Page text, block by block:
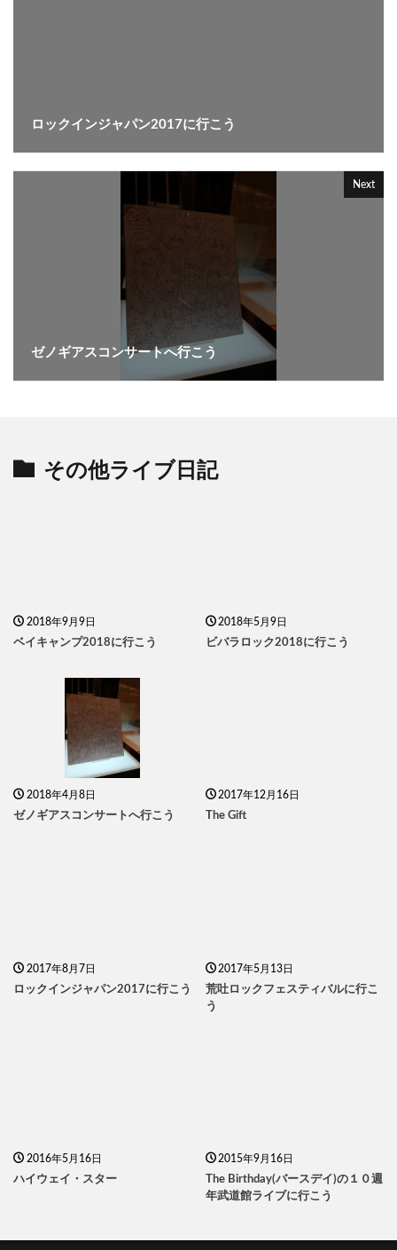
ロックインジャパン2017に行こう
Next
ゼノギアスコンサートへ行こう
その他ライブ日記
2018年9月9日
ベイキャンプ2018に行こう
2018年5月9日
ビバラロック2018に行こう
2018年4月8日
ゼノギアスコンサートへ行こう
2017年12月16日
The Gift
2017年8月7日
ロックインジャパン2017に行こう
2017年5月13日
荒吐ロックフェスティバルに行こ
う
2016年5月16日
ハイウェイ・スター
2015年9月16日
The Birthday(バースデイ)の１０週
年武道館ライブに行こう